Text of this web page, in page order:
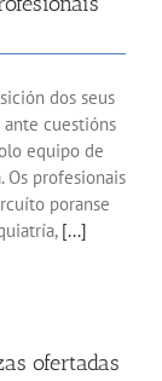
dos seus
cuestións
equipo de
Os profesionais
poranse
[...]
ofertadas